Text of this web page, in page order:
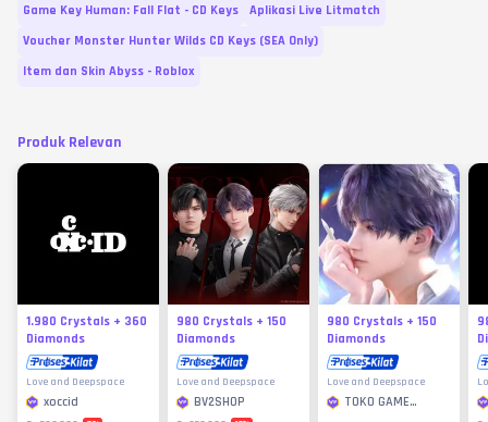
Game Key Human: Fall Flat - CD Keys
Aplikasi Live Litmatch
Voucher Monster Hunter Wilds CD Keys (SEA Only)
Item dan Skin Abyss - Roblox
Produk Relevan
1.980 Crystals + 360
Diamonds
Love and Deepspace
xoccid
980 Crystals + 150
Diamonds
Love and Deepspace
BV2SHOP
980 Crystals + 150
Diamonds
Love and Deepspace
TOKO GAME